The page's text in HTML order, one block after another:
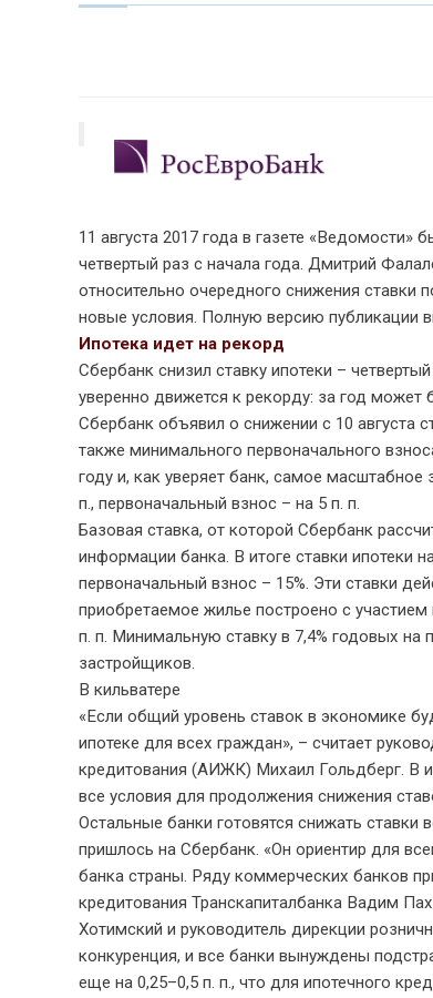
11 августа 2017 года в газете «Ведомости»
четвертый раз с начала года. Дмитрий
относительно очередного снижения ставки
новые условия. Полную версию публикации
Ипотека идет на рекорд
Сбербанк снизил ставку ипотеки –
уверенно движется к рекорду: за год может
Сбербанк объявил о снижении с 10 августа
также минимального первоначального
году и, как уверяет банк, самое масштабное
п., первоначальный взнос – на 5 п. п.
Базовая ставка, от которой Сбербанк
информации банка. В итоге ставки ипотеки
первоначальный взнос – 15%. Эти ставки
приобретаемое жилье построено с
п. п. Минимальную ставку в 7,4% годовых
застройщиков.
В кильватере
«Если общий уровень ставок в экономике
ипотеке для всех граждан», – считает
кредитования (АИЖК) Михаил Гольдберг. В
все условия для продолжения снижения
Остальные банки готовятся снижать
пришлось на Сбербанк. «Он ориентир для
банка страны. Ряду коммерческих банков
кредитования Транскапиталбанка Вадим
Хотимский и руководитель дирекции
конкуренция, и все банки вынуждены
еще на 0,25–0,5 п. п., что для ипотечного